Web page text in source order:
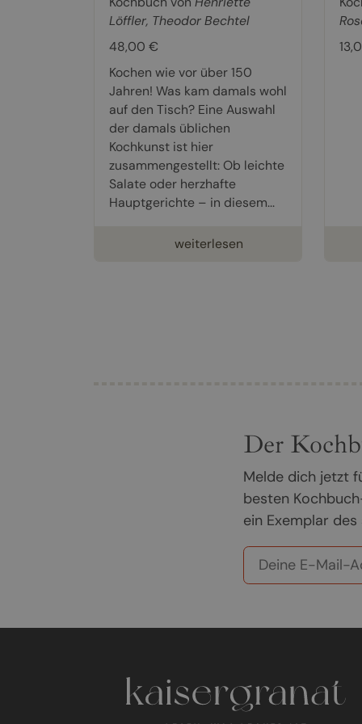
Löffler, Theodor Bechtel
48,00 €
Kochen wie vor über 150
Jahren! Was kam damals wohl
auf den Tisch? Eine Auswahl
der damals üblichen
Kochkunst ist hier
zusammengestellt: Ob leichte
Salate oder herzhafte
Hauptgerichte – in diesem...
weiterlesen
Der
Melde dich jetzt
besten
ein Exemplar